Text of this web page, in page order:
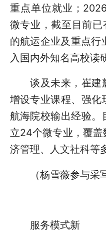
重点单位就业；
微专业，截至目前
的航运企业及重点行
入国内外知名高校读
谈及未来，崔建
增设专业课程、强化
航海院校输出经验。
立24个微专业，覆
济管理、人文社科等
（杨雪薇参与采写
服务模式新